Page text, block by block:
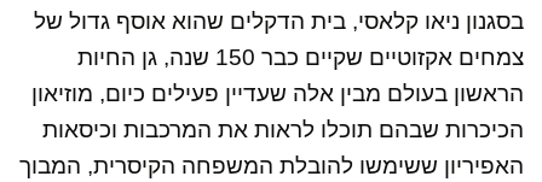
בסגנון ניאו קלאסי, בית הדקלים שהוא אוסף גדול של
צמחים אקזוטיים שקיים כבר 150 שנה, גן החיות
הראשון בעולם מבין אלה שעדיין פעילים כיום, מוזיאון
הכיכרות שבהם תוכלו לראות את המרכבות וכיסאות
האפיריון ששימשו להובלת המשפחה הקיסרית, המבוך